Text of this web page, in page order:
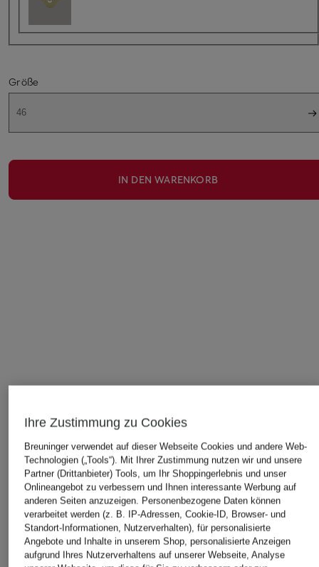
Größe
46
IN DEN WARENKORB
Ihre Zustimmung zu Cookies
Breuninger verwendet auf dieser Webseite Cookies und andere Web-
Technologien („Tools“). Mit Ihrer Zustimmung nutzen wir und unsere
Partner (Drittanbieter) Tools, um Ihr Shoppingerlebnis und unser
Onlineangebot zu verbessern und Ihnen interessante Werbung auf
anderen Seiten anzuzeigen. Personenbezogene Daten können
verarbeitet werden (z. B. IP-Adressen, Cookie-ID, Browser- und
Standort-Informationen, Nutzerverhalten), für personalisierte
Angebote und Inhalte in unserem Shop, personalisierte Anzeigen
aufgrund Ihres Nutzerverhaltens auf unserer Webseite, Analyse